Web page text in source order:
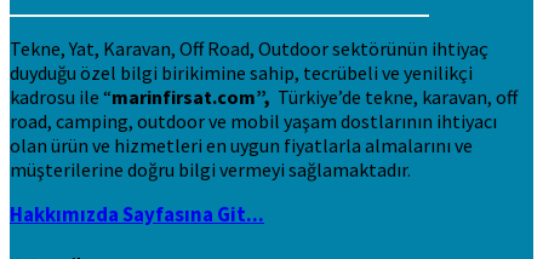
Tekne, Yat, Karavan, Off Road, Outdoor sektörünün ihtiyaç
duyduğu özel bilgi birikimine sahip, tecrübeli ve yenilikçi
kadrosu ile “marinfirsat.com”, Türkiye’de tekne, karavan, off
road, camping, outdoor ve mobil yaşam dostlarının ihtiyacı
olan ürün ve hizmetleri en uygun fiyatlarla almalarını ve
müşterilerine doğru bilgi vermeyi sağlamaktadır.
Hakkımızda Sayfasına Git...